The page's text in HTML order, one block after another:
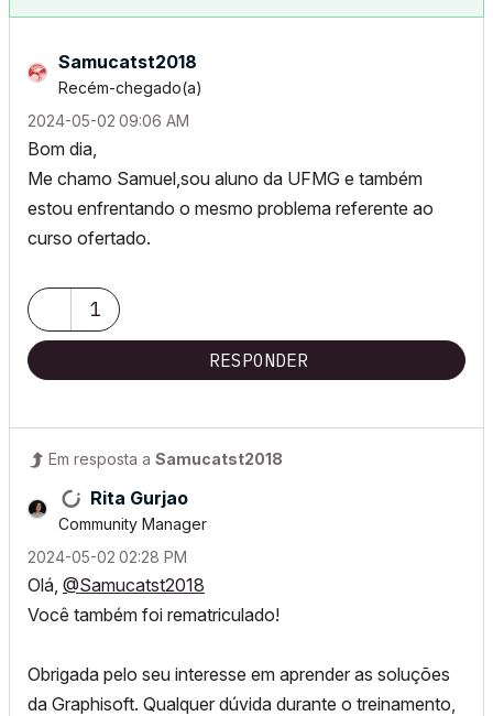
Samucatst2018
Recém-chegado(a)
‎2024-05-02 09:06 AM
Bom dia,
Me chamo Samuel,sou aluno da UFMG e também
estou enfrentando o mesmo problema referente ao
curso ofertado.
1
RESPONDER
Em resposta a Samucatst2018
Rita Gurjao
Community Manager
‎2024-05-02 02:28 PM
Olá, @Samucatst2018
Você também foi rematriculado!
Obrigada pelo seu interesse em aprender as soluções
da Graphisoft. Qualquer dúvida durante o treinamento,